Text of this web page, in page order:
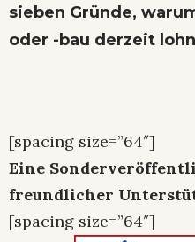
sieben Gründe,
oder -bau derzeit
[spacing size=”64″]
Eine
freundlicher
[spacing size=”64″]